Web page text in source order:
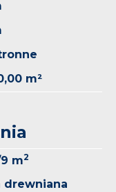
m²
m2
drewniana